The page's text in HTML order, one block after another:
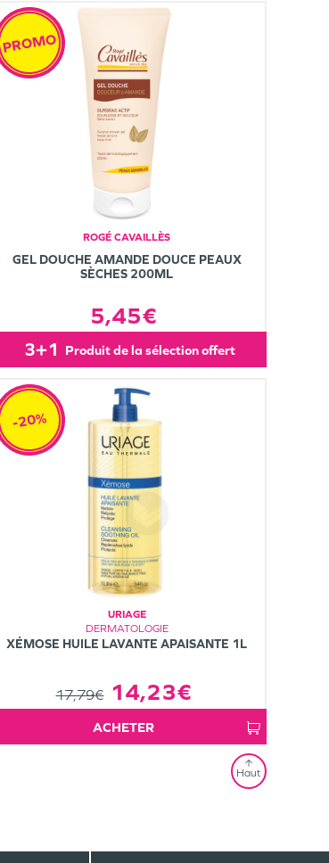
ROGÉ CAVAILLÈS
GEL DOUCHE AMANDE DOUCE PEAUX
SÈCHES 200ML
5,45€
PROMO
3+1 produit de la sélection offert
URIAGE
DERMATOLOGIE
XÉMOSE HUILE LAVANTE APAISANTE 1L
17,79€ 14,23€
-20%
ACHETER
Haut